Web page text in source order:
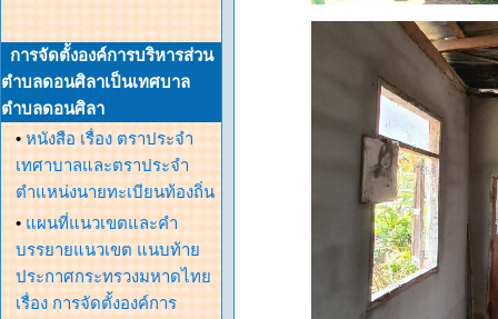
การจัดตั้งองค์การบริหารส่วน
ตำบลดอนศิลาเป็นเทศบาล
ตำบลดอนศิลา
• หนังสือ เรื่อง ตราประจำ
เทศาบาลและตราประจำ
ตำแหน่งนายทะเบียนท้องถิ่น
• แผนที่แนวเขตและคำ
บรรยายแนวเขต แนบท้าย
ประกาศกระทรวงมหาดไทย
เรื่อง การจัดตั้งองค์การ